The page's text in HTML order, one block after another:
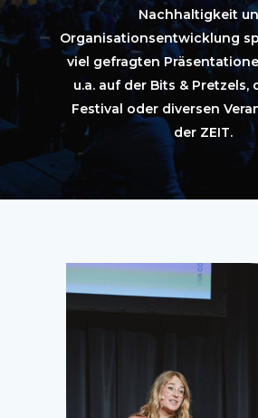
Nachhaltigkeit
Organisationsentwicklung
viel gefragten
u.a. auf der Bits & Pretzels,
Festival oder diversen
der ZEIT.